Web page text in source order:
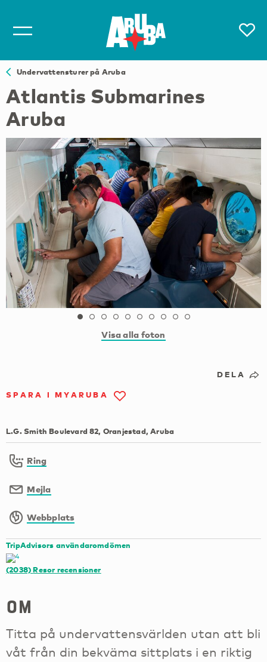
Undervattensturer på Aruba
Atlantis Submarines
Aruba
Visa alla foton
DELA
SPARA I MYARUBA
L.G. Smith Boulevard 82, Oranjestad, Aruba
Ring
Mejla
Webbplats
TripAdvisors användaromdömen
(2038)Resor recensioner
om
Titta på undervattensvärlden utan att bli
våt från din bekväma sittplats i en riktig